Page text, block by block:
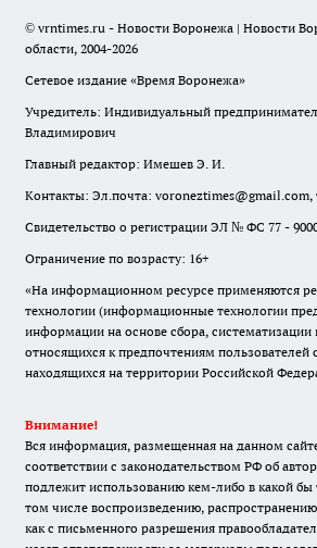
© vrntimes.ru - Новости Воронежа | Новости
области, 2004-2026
Сетевое издание «Время Воронежа»
Учредитель: Индивидуальный
Владимирович
Главный редактор: Имешев Э. И.
Контакты: Эл.почта: voroneztimes@gmail.com,
Свидетельство о регистрации ЭЛ № ФС 77 -
Ограничение по возрасту: 16+
«На информационном ресурсе применяются
технологии (информационные технологии
информации на основе сбора, систематизации
относящихся к предпочтениям пользователей
находящихся на территории Российской
Внимание!
Вся информация, размещенная на данном
соответствии с законодательством РФ об
подлежит использованию кем-либо в какой
том числе воспроизведению,
как с письменного разрешения